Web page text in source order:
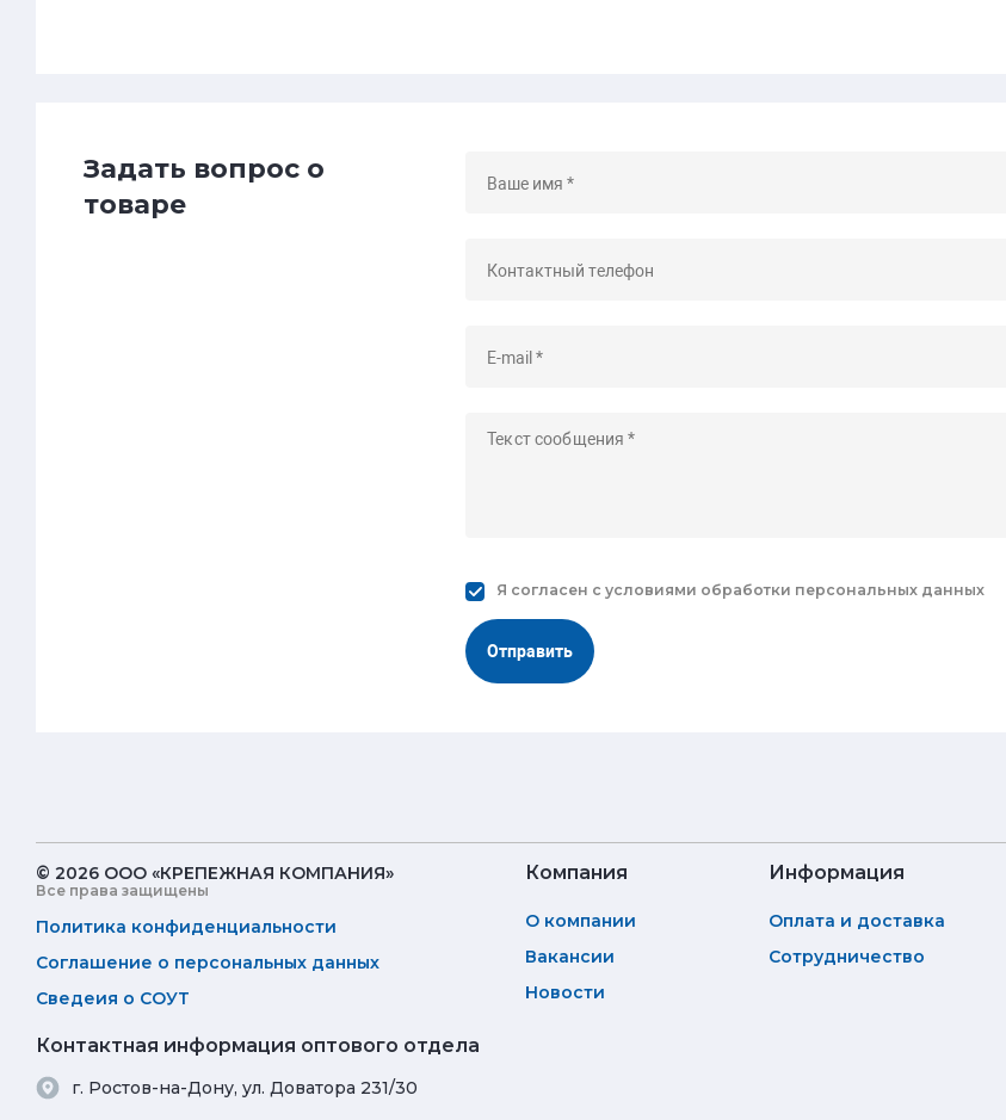
Задать вопрос о
товаре
Я согласен сусловиями обработки персональных данных
Отправить
© 2026 ООО «КРЕПЕЖНАЯ КОМПАНИЯ»
Все права защищены
Политика конфиденциальности
Соглашение о персональных данных
Сведеия о СОУТ
Компания
О компании
Вакансии
Новости
Информация
Оплата и доставка
Сотрудничество
Контактная информация оптового отдела
г. Ростов-на-Дону, ул. Доватора 231/30